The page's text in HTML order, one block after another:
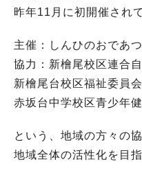
昨年11月に初開催され
主催：しんひのおであ
協力：新檜尾校区連合
新檜尾台校区福祉委員会
赤坂台中学校区青少年
という、地域の方々の
地域全体の活性化を目